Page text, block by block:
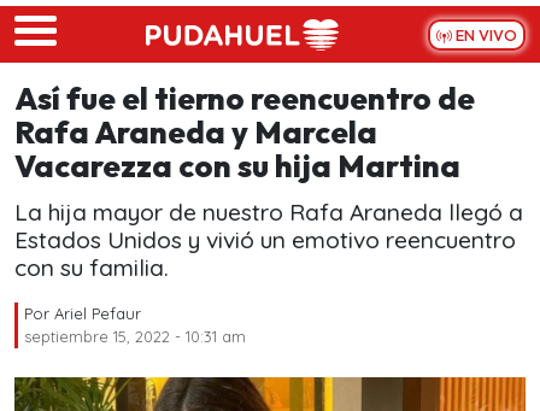
Skip to main content
EN VIVO
Así fue el tierno reencuentro de
Rafa Araneda y Marcela
Vacarezza con su hija Martina
La hija mayor de nuestro Rafa Araneda llegó a
Estados Unidos y vivió un emotivo reencuentro
con su familia.
Por Ariel Pefaur
septiembre 15, 2022 - 10:31 am